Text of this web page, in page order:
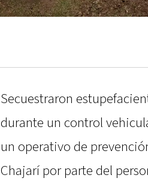
Secuestraron
durante un control
un operativo de
Chajarí por parte del